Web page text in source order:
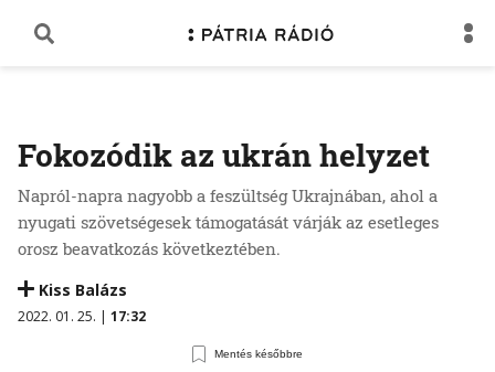
Fokozódik az ukrán helyzet
Napról-napra nagyobb a feszültség Ukrajnában, ahol a
nyugati szövetségesek támogatását várják az esetleges
orosz beavatkozás következtében.
Kiss Balázs
2022. 01. 25. | 17:32
Mentés későbbre